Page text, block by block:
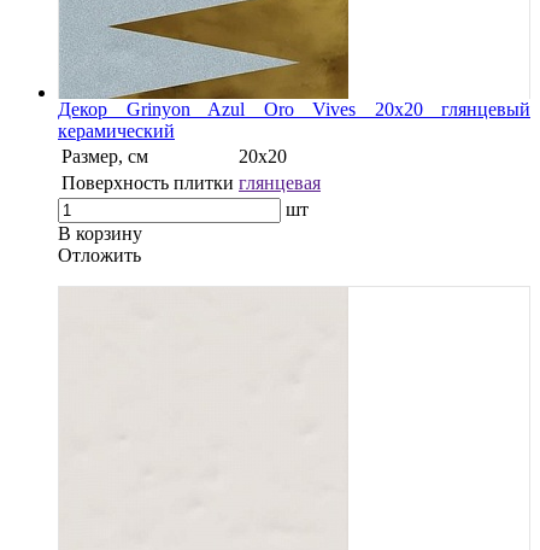
Декор Grinyon Azul Oro Vives 20x20 глянцевый
керамический
Размер, см
20x20
Поверхность плитки глянцевая
шт
В корзину
Oтложить